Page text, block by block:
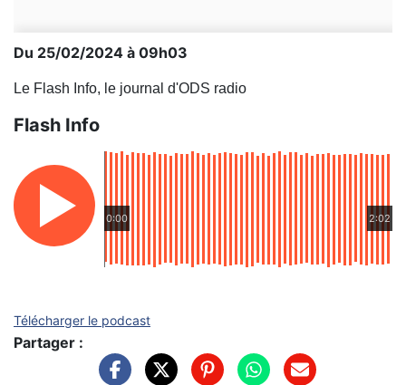
Du 25/02/2024 à 09h03
Le Flash Info, le journal d'ODS radio
Flash Info
0:00 2:02
Télécharger le podcast
Partager :